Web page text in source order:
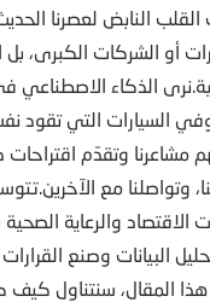
القلب النابض لعصرنا
أو الشركات الكبرى، بل
الذكاء الاصطناعي
السيارات التي تقود
مشاعرنا وتقدّم اقتراحات
وتواصلنا مع
والرعاية الصحية
البيانات وصنع
المقال، سنتناول كيف